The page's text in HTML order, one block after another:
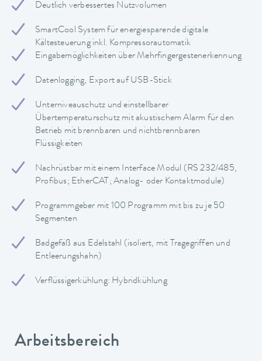
Deutlich verbessertes Nutzvolumen
SmartCool System für energiesparende digitale
Kältesteuerung inkl. Kompressorautomatik
Eingabemöglichkeiten über Mehrfingergestenerkennung
Datenlogging, Export auf USB-Stick
Unterniveauschutz und einstellbarer
Übertemperaturschutz mit akustischem Alarm für den
Betrieb mit brennbaren und nichtbrennbaren
Flüssigkeiten
Nachrüstbar mit einem Interface Modul (RS 232/485,
Profibus; EtherCAT; Analog- oder Kontaktmodule)
Programmgeber mit 100 Programm mit bis zu je 50
Segmenten
Badgefäß aus Edelstahl (isoliert, mit Tragegriffen und
Entleerungshahn)
Verflüssigerkühlung: Hybridkühlung
Arbeitsbereich